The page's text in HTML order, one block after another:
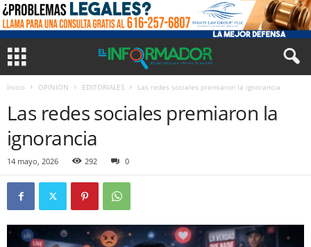
Inicio OPINION EDITORIALES Las redes sociales premiaron la ignorancia
Las redes sociales premiaron la
ignorancia
14 mayo, 2026 292 0